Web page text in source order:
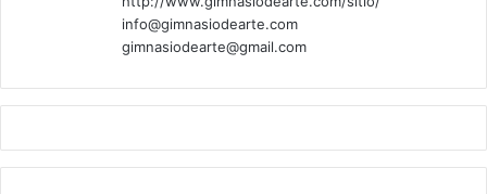
info@gimnasiodearte.com
gimnasiodearte@gmail.com